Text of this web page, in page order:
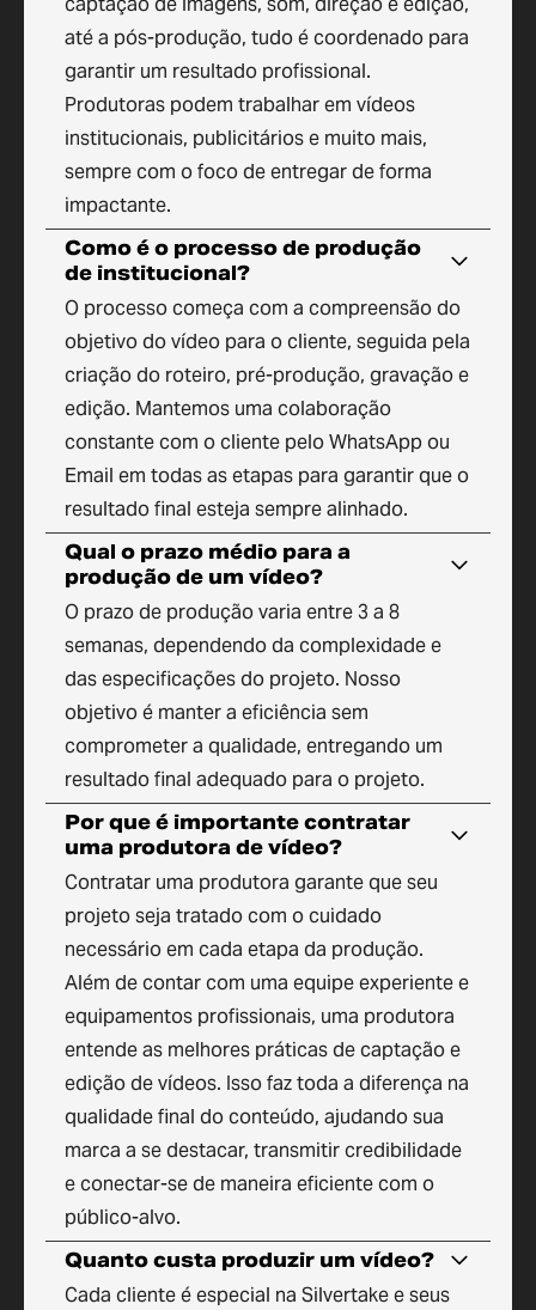
até a pós-produção, tudo é coordenado para
garantir um resultado profissional.
Produtoras podem trabalhar em vídeos
institucionais, publicitários e muito mais,
sempre com o foco de entregar de forma
impactante.
Como é o processo de produção
de institucional?
O processo começa com a compreensão do
objetivo do vídeo para o cliente, seguida pela
criação do roteiro, pré-produção, gravação e
edição. Mantemos uma colaboração
constante com o cliente pelo WhatsApp ou
Email em todas as etapas para garantir que o
resultado final esteja sempre alinhado.
Qual o prazo médio para a
produção de um vídeo?
O prazo de produção varia entre 3 a 8
semanas, dependendo da complexidade e
das especificações do projeto. Nosso
objetivo é manter a eficiência sem
comprometer a qualidade, entregando um
resultado final adequado para o projeto.
Por que é importante contratar
uma produtora de vídeo?
Contratar uma produtora garante que seu
projeto seja tratado com o cuidado
necessário em cada etapa da produção.
Além de contar com uma equipe experiente e
equipamentos profissionais, uma produtora
entende as melhores práticas de captação e
edição de vídeos. Isso faz toda a diferença na
qualidade final do conteúdo, ajudando sua
marca a se destacar, transmitir credibilidade
e conectar-se de maneira eficiente com o
público-alvo.
Quanto custa produzir um vídeo?
Cada cliente é especial na Silvertake e seus